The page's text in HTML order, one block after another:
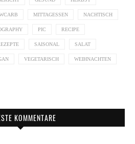
MITTAGESSEN NACHTISCH
PIC RECIPE
SAISONAL SALAT
VEGETARISCH WEIHNACHTEN
KOMMENTARE